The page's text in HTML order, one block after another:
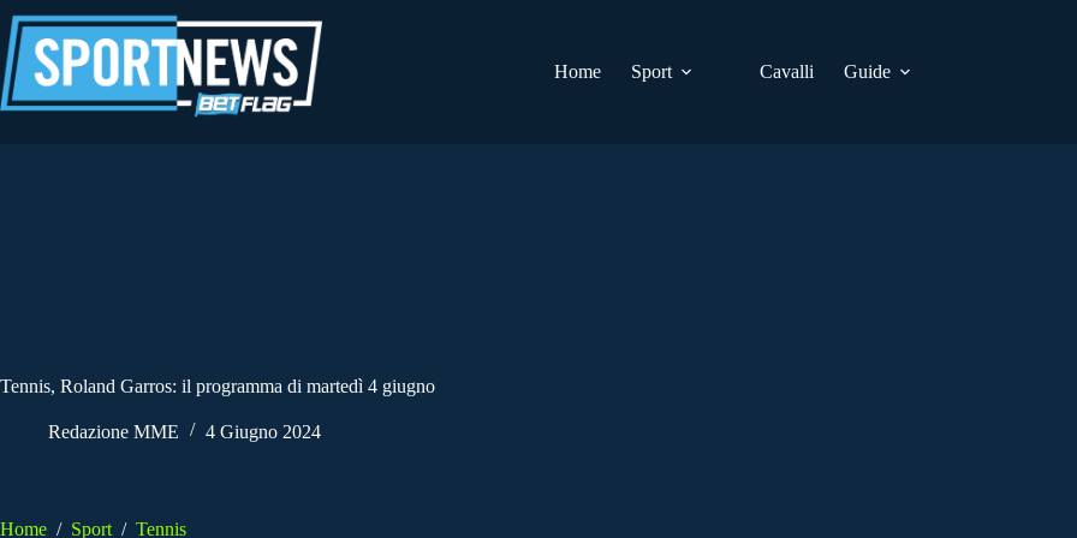
al
contenuto
Home
Sport Cavalli Guide
Tennis, Roland Garros: il programma di martedì 4 giugno
Redazione MME 4 Giugno 2024
Home / Sport / Tennis